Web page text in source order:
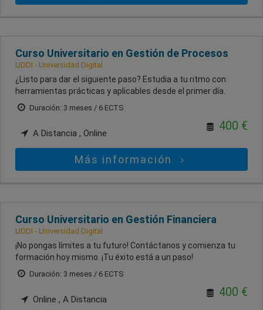
Curso Universitario en Gestión de Procesos
UDDI - Universidad Digital
¿Listo para dar el siguiente paso? Estudia a tu ritmo con
herramientas prácticas y aplicables desde el primer día.
Duración: 3 meses / 6 ECTS
A Distancia , Online
400 €
Más información
Curso Universitario en Gestión Financiera
UDDI - Universidad Digital
¡No pongas límites a tu futuro! Contáctanos y comienza tu
formación hoy mismo. ¡Tu éxito está a un paso!
Duración: 3 meses / 6 ECTS
Online , A Distancia
400 €